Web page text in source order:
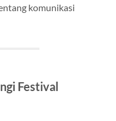
komunikasi
Festival